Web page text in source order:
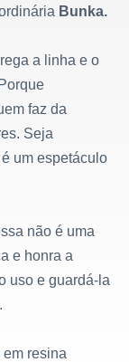
Bunka.
a linha e o
faz da
Seja
um espetáculo
não é uma
e honra a
uso e guardá-la
resina